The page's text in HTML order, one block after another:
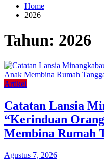
Home
2026
Tahun: 2026
Artikel
Catatan Lansia
“Kerinduan
Membina Rumah
Agustus 7, 2026